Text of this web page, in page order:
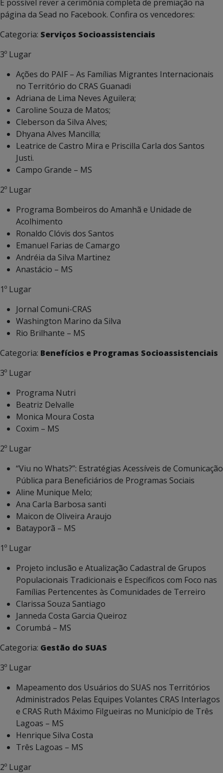
É possível rever a cerimônia completa de premiação na
página da Sead no Facebook. Confira os vencedores:
Categoria: Serviços Socioassistenciais
3º Lugar
Ações do PAIF – As Famílias Migrantes Internacionais
no Território do CRAS Guanadi
Adriana de Lima Neves Aguilera;
Caroline Souza de Matos;
Cleberson da Silva Alves;
Dhyana Alves Mancilla;
Leatrice de Castro Mira e Priscilla Carla dos Santos
Justi.
Campo Grande – MS
2º Lugar
Programa Bombeiros do Amanhã e Unidade de
Acolhimento
Ronaldo Clóvis dos Santos
Emanuel Farias de Camargo
Andréia da Silva Martinez
Anastácio – MS
1º Lugar
Jornal Comuni-CRAS
Washington Marino da Silva
Rio Brilhante – MS
Categoria: Benefícios e Programas Socioassistenciais
3º Lugar
Programa Nutri
Beatriz Delvalle
Monica Moura Costa
Coxim – MS
2º Lugar
“Viu no Whats?”: Estratégias Acessíveis de Comunicação
Pública para Beneficiários de Programas Sociais
Aline Munique Melo;
Ana Carla Barbosa santi
Maicon de Oliveira Araujo
Batayporã – MS
1º Lugar
Projeto inclusão e Atualização Cadastral de Grupos
Populacionais Tradicionais e Específicos com Foco nas
Famílias Pertencentes às Comunidades de Terreiro
Clarissa Souza Santiago
Janneda Costa Garcia Queiroz
Corumbá – MS
Categoria: Gestão do SUAS
3º Lugar
Mapeamento dos Usuários do SUAS nos Territórios
Administrados Pelas Equipes Volantes CRAS Interlagos
e CRAS Ruth Máximo Filgueiras no Município de Três
Lagoas – MS
Henrique Silva Costa
Três Lagoas – MS
2º Lugar